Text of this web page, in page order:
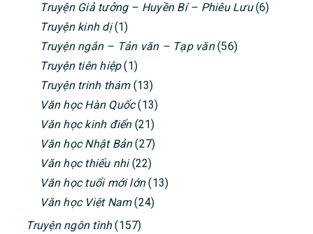
Truyện Giả tưởng – Huyền Bí – Phiêu Lưu(6)
Truyện kinh dị(1)
Truyện ngắn – Tản văn – Tạp văn(56)
Truyện tiên hiệp(1)
Truyện trinh thám(13)
Văn học Hàn Quốc(13)
Văn học kinh điển(21)
Văn học Nhật Bản(27)
Văn học thiếu nhi(22)
Văn học tuổi mới lớn(13)
Văn học Việt Nam(24)
Truyện ngôn tình(157)